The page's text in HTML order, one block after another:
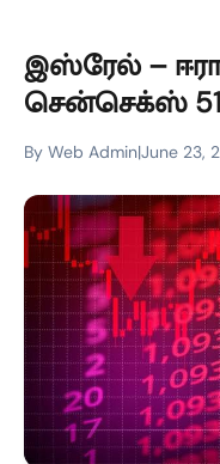
இஸ்ரேல் –
சென்செக்ஸ் 511
By Web Admin|June 23,